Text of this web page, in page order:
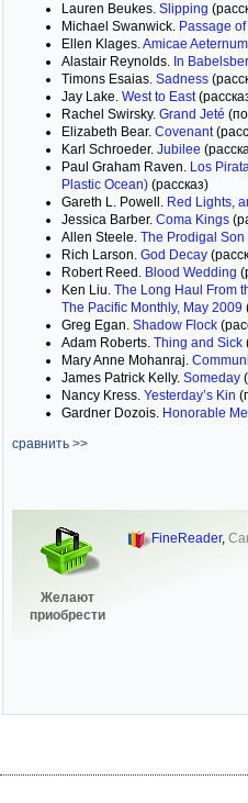
Lauren Beukes. Slipping
Michael Swanwick. Passage
Ellen Klages.Amicae Aeternum
Alastair Reynolds. In
Timons Esaias. Sadness
Jay Lake. West to East
Rachel Swirsky. Grand Jeté
Elizabeth Bear. Covenant
Karl Schroeder. Jubilee
Paul Graham Raven. Los
Plastic Ocean) (рассказ)
Gareth L. Powell. Red Lights,
Jessica Barber. Coma Kings
Allen Steele. The Prodigal Son
Rich Larson. God Decay
Robert Reed. Blood Wedding
Ken Liu. The Long Haul From
The Pacific Monthly, May 2009
Greg Egan. Shadow Flock
Adam Roberts. Thing and Sick
Mary Anne Mohanraj.
James Patrick Kelly. Someday
Nancy Kress. Yesterday’s Kin
Gardner Dozois. Honorable
сравнить >>
Желают
приобрести
FineReader,